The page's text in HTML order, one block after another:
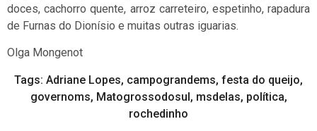
doces, cachorro quente, arroz carreteiro, espetinho, rapadura
de Furnas do Dionísio e muitas outras iguarias.
Olga Mongenot
Tags: Adriane Lopes, campograndems, festa do queijo,
governoms, Matogrossodosul, msdelas, política,
rochedinho